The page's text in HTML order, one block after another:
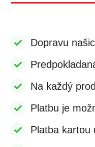
Dopravu
Na každý
Platbu je
Platba kartou